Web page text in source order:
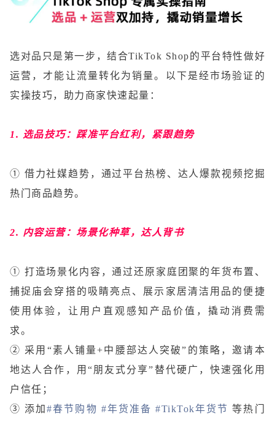
选对品只是第一步，结合TikTok Shop的平台特性做好
运营，才能让流量转化为销量。以下是经市场验证的
实操技巧，助力商家快速起量：
1. 选品技巧：踩准平台红利，紧跟趋势
① 借力社媒趋势，通过平台热榜、达人爆款视频挖掘
热门商品趋势。
2. 内容运营：场景化种草，达人背书
① 打造场景化内容，通过还原家庭团聚的年货布置、
捕捉庙会穿搭的吸睛亮点、展示家居清洁用品的便捷
使用体验，让用户直观感知产品价值，撬动消费需
求。
② 采用“素人铺量+中腰部达人突破”的策略，邀请本
地达人合作，用“朋友式分享”替代硬广，快速强化用
户信任；
③ 添加#春节购物 #年货准备 #TikTok年货节 等热门